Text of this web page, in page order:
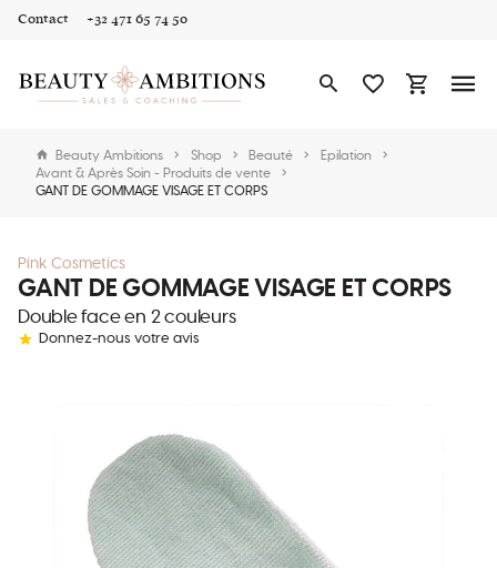
Contact +32 471 65 74 50
Beauty Ambitions Shop Beauté
Epilation
Avant & Après Soin - Produits de vente
GANT DE GOMMAGE VISAGE ET CORPS
Pink Cosmetics
GANT DE GOMMAGE VISAGE ET CORPS
Double face en 2 couleurs
Donnez-nous votre avis